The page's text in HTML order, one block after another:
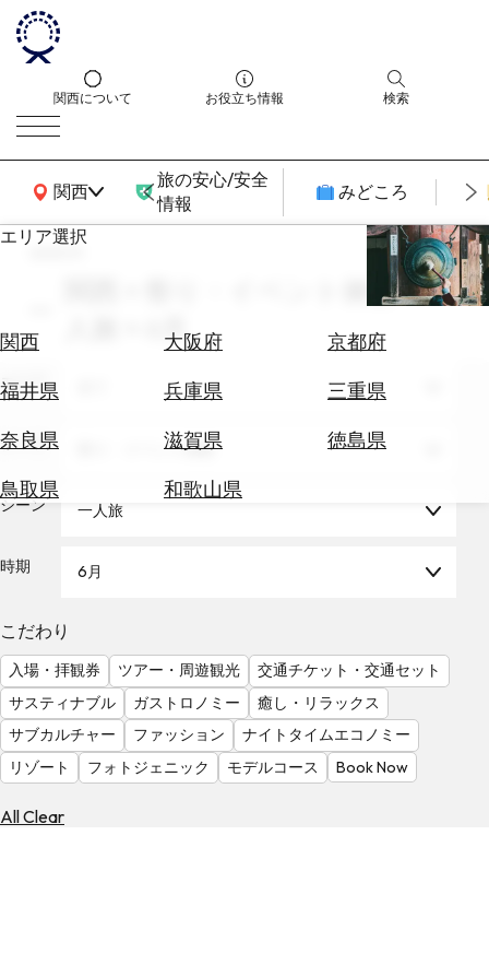
関西について お役立ち情報 検索
関西
関西広域MAP
旅の安心/安全
情報
みどころ
エリア選択
関西 大阪府
京都府
福井県
兵庫県
三重県
奈良県
滋賀県
徳島県
鳥取県
和歌山県
エ
券
テ
を
る
気
を
見
る
search
関西 × 祭り・イベント体験 × 一
人旅 × 6月
エリア
テーマ 祭り・イベント体験
シーン 一人旅
時期 6月
こだわり
入場・拝観券 ツアー・周遊観光
交通チケット・交通セット
サスティナブル
ガストロノミー
癒し・リラックス
サブカルチャー
ファッション
ナイトタイムエコノミー
リゾート
フォトジェニック モデルコース Book Now
All Clear